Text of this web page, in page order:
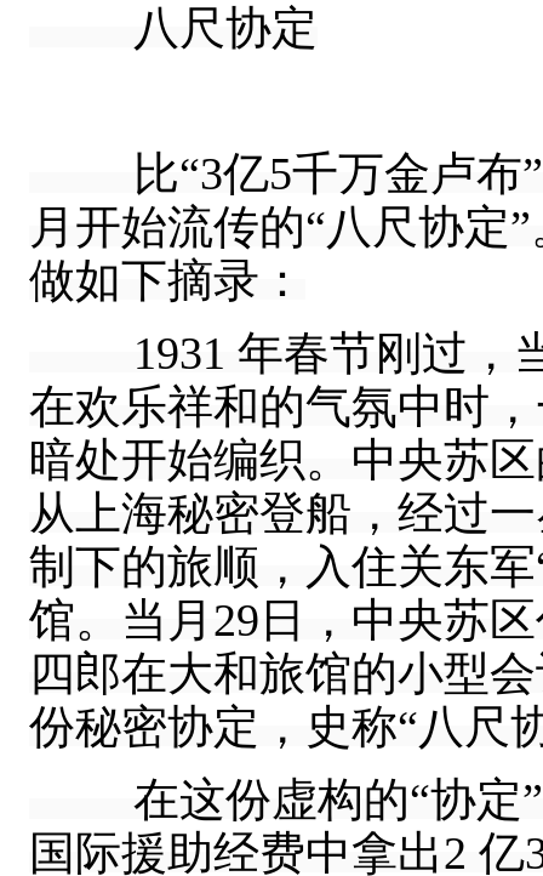
八尺协定
比“3亿5千万金卢布”
月开始流传的“八尺协定
做如下摘录：
1931 年春节刚过，当
在欢乐祥和的气氛中时
暗处开始编织。中央苏
从上海秘密登船，经过
制下的旅顺，入住关东
馆。当月29日，中央苏
四郎在大和旅馆的小型
份秘密协定，史称“八尺
在这份虚构的“协定”
国际援助经费中拿出2